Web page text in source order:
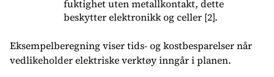
fuktighet uten metallkontakt, dette
beskytter elektronikk og celler [2].
Eksempelberegning viser tids- og kostbesparelser når
vedlikeholder elektriske verktøy inngår i planen.